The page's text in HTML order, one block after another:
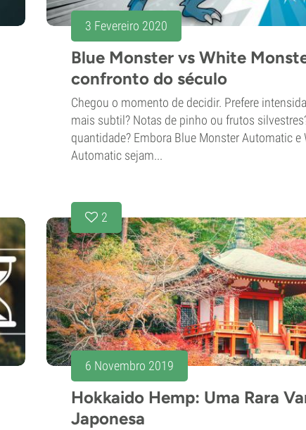
3 Fevereiro 2020
Blue Monster vs White
confronto do século
Chegou o momento de decidir. Prefere
mais subtil? Notas de pinho ou frutos
quantidade? Embora Blue Monster Automatic e
Automatic sejam...
2
6 Novembro 2019
Hokkaido Hemp: Uma Rara
Japonesa